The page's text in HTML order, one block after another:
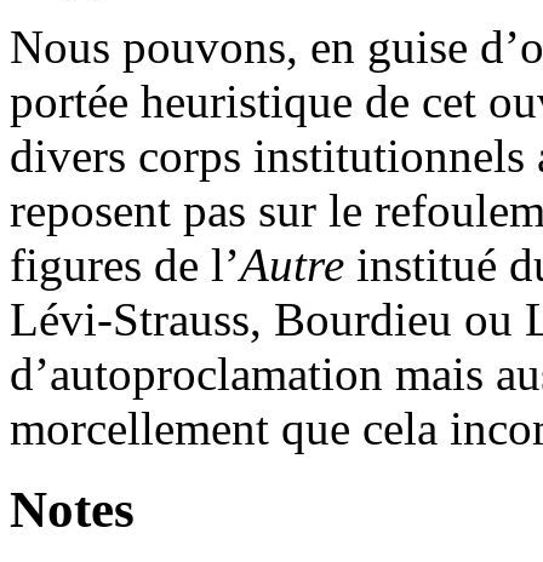
Nous pouvons, en guise
portée heuristique de cet
divers corps institutionnels
reposent pas sur le
figures de l’Autre institué
Lévi-Strauss, Bourdieu ou
d’autoproclamation mais
morcellement que cela
Notes